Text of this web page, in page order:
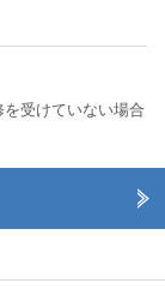
受けていない場合